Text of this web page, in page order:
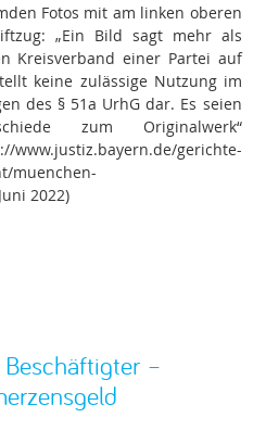
Fotos mit am linken oberen
„Ein Bild sagt mehr als
Kreisverband einer Partei auf
keine zulässige Nutzung im
des § 51a UrhG dar. Es seien
zum Originalwerk“
www.justiz.bayern.de/gerichte-
muenchen-
2022)
–